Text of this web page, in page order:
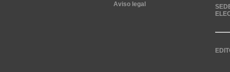
Aviso legal